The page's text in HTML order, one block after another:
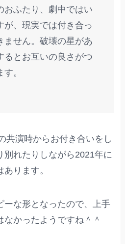
おふたり、劇中ではい
が、現実では付き合っ
ません。破壊の星があ
るとお互いの良さがつ
。
共演時からお付き合いをし
別れたりしながら2021年に
ります。
ーな形となったので、上手
なかったようですね＾＾